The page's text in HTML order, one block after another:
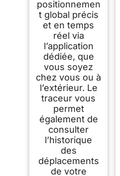
positionnemen
t global précis
et en temps
réel via
l’application
dédiée, que
vous soyez
chez vous ou à
l’extérieur. Le
traceur vous
permet
également de
consulter
l’historique
des
déplacements
de votre